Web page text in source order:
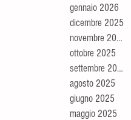
gennaio 2026
dicembre 2025
novembre 2025
ottobre 2025
settembre 2025
agosto 2025
giugno 2025
maggio 2025